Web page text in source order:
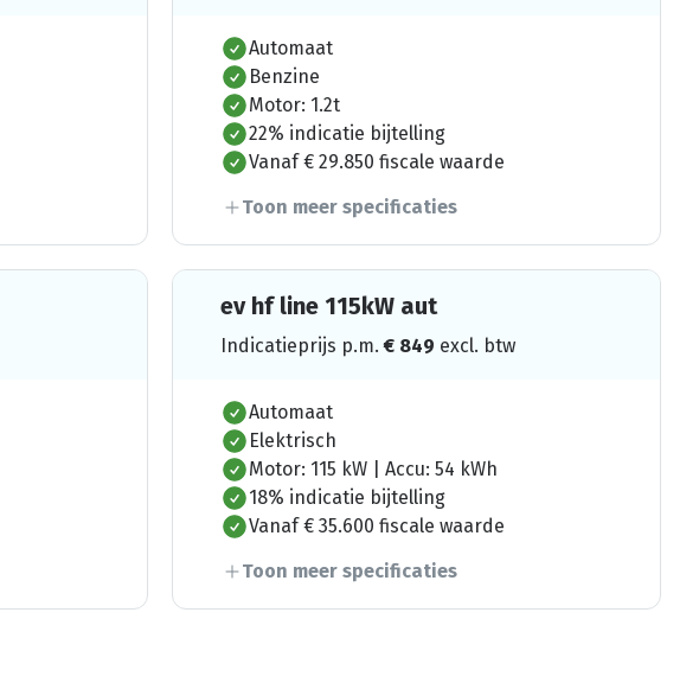
Automaat
Benzine
Motor: 1.2t
22% indicatie bijtelling
Vanaf € 29.850 fiscale waarde
Toon meer specificaties
ev hf line 115kW aut
Indicatieprijs p.m.€ 849 excl. btw
Automaat
Elektrisch
Motor: 115 kW | Accu: 54 kWh
18% indicatie bijtelling
Vanaf € 35.600 fiscale waarde
Toon meer specificaties